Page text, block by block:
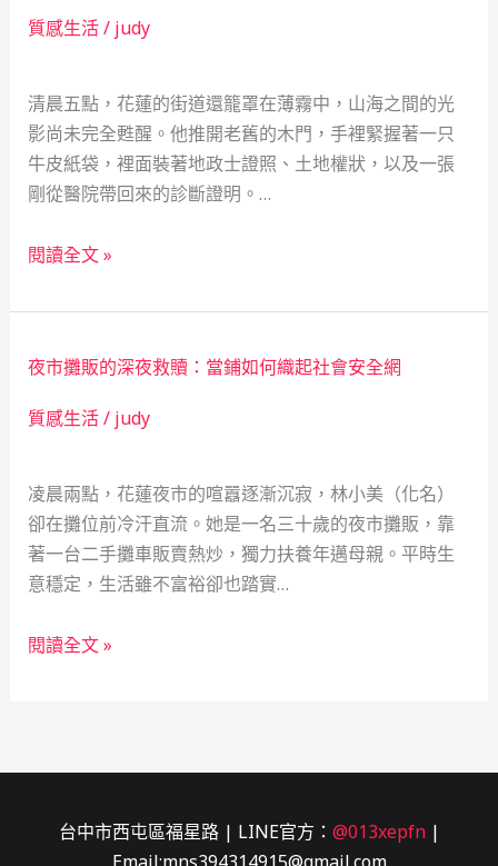
護
融
資，
是
社
會
安
網：
個
手
爸
爸
真
實
故
事
質感生活/ judy
清晨五點，花蓮的街道還籠罩在薄霧中，山海之間的光
影尚未完全甦醒。他推開老舊的木門，手裡緊握著一只
牛皮紙袋，裡面裝著地政士證照、土地權狀，以及一張
剛從醫院帶回來的診斷證明。…
六
歲
新
手
爸
當
鋪
如
何
為
閱讀全文 »
夜市攤販的深夜救贖：當鋪如何織起社會安全網
質感生活/ judy
凌晨兩點，花蓮夜市的喧囂逐漸沉寂，林小美（化名）
卻在攤位前冷汗直流。她是一名三十歲的夜市攤販，靠
著一台二手攤車販賣熱炒，獨力扶養年邁母親。平時生
意穩定，生活雖不富裕卻也踏實…
夜
閱讀全文 »
台中市西屯區福星路 | LINE官方： @013xepfn|